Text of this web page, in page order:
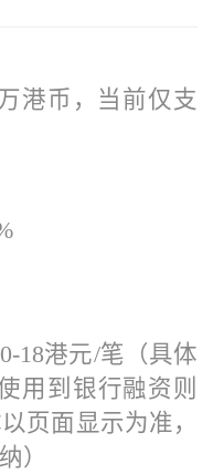
港币，当前仅支
18港元/笔（具体
用到银行融资则
页面显示为准，
）